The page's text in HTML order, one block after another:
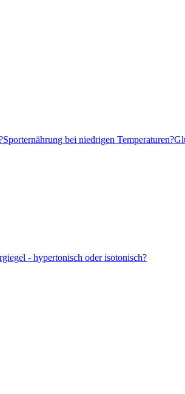
Sporternährung bei niedrigen Temperaturen?
- hypertonisch oder isotonisch?